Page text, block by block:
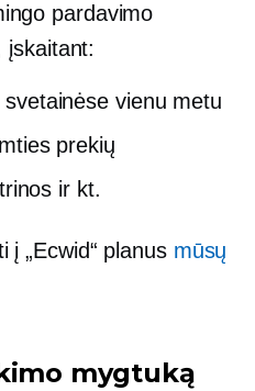
pardavimo
įskaitant:
vienu metu
prekių
ir kt.
į „Ecwid“ planus mūsų
mygtuką